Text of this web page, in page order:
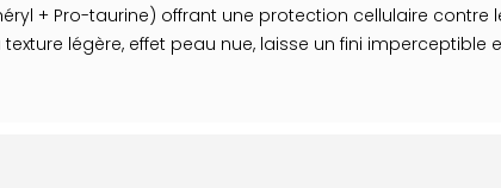
+ Pro-taurine) offrant une protection cellulaire contre
légère, effet peau nue, laisse un fini